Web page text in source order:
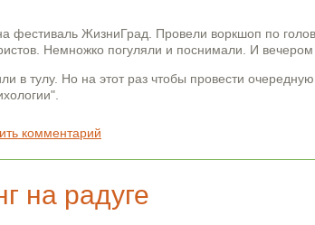
фестиваль ЖизниГрад. Провели воркшоп по
Немножко погуляли и поснимали. И
в тулу. Но на этот раз чтобы провести
игры, головоломки
комментарий
на радуге